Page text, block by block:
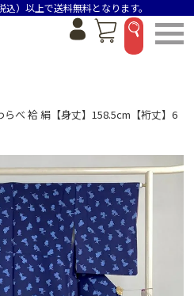
）以上で送料無料となります。
らべ 袷 絹【身丈】158.5cm【裄丈】6